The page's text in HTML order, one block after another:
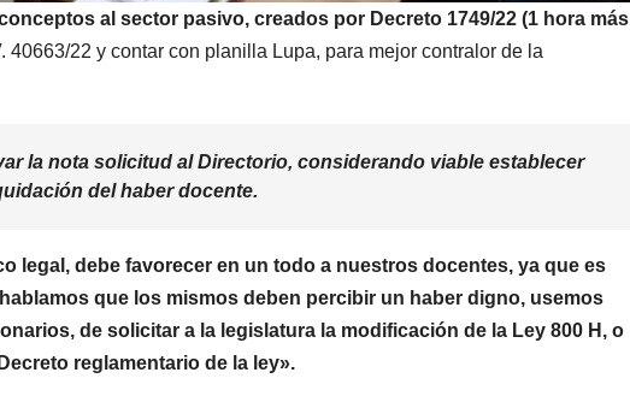
al sector pasivo, creados por Decreto 1749/22 (1 hora más
40663/22 y contar con planilla Lupa, para mejor contralor de la
la nota solicitud al Directorio, considerando viable establecer
del haber docente.
legal, debe favorecer en un todo a nuestros docentes, ya que es
que los mismos deben percibir un haber digno, usemos
de solicitar a la legislatura la modificación de la Ley 800 H, o
reglamentario de la ley».